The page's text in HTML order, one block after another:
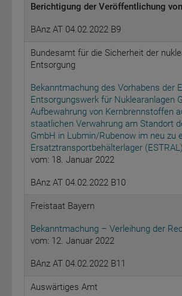
Berichtigung der Veröffentlichung
BAnz AT 04.02.2022 B9
Bundesamt für die Sicherheit der
Entsorgung
Bekanntmachung des Vorhabens der
Entsorgungswerk für Nuklearanlagen
Aufbewahrung von Kernbrennstoffen
staatlichen Verwahrung am Standort
GmbH in Lubmin/Rubenow im neu zu
Ersatztransportbehälterlager (ESTRAL)
vom: 18. Januar 2022
BAnz AT 04.02.2022 B10
Freistaat Bayern
Bekanntmachung – Verleihung der
vom: 12. Januar 2022
BAnz AT 04.02.2022 B11
Auswärtiges Amt